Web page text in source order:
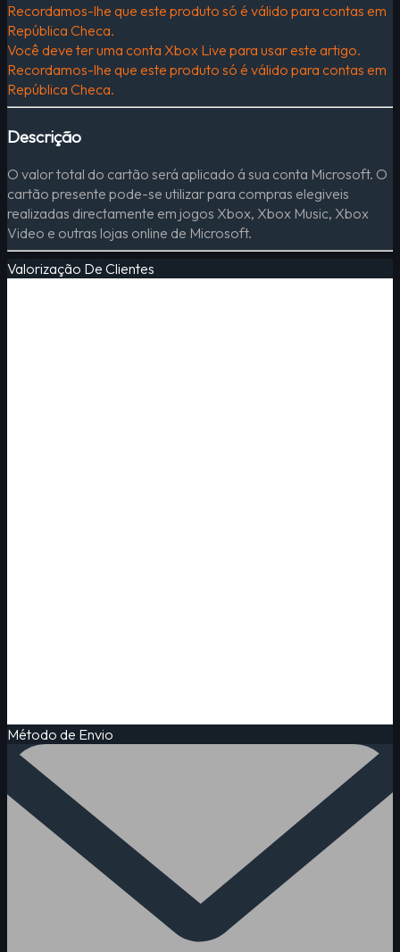
Recordamos-lhe que este produto só é válido para contas em
República Checa.
Você deve ter uma conta Xbox Live para usar este artigo.
Recordamos-lhe que este produto só é válido para contas em
República Checa.
Descrição
O valor total do cartão será aplicado á sua conta Microsoft. O
cartão presente pode-se utilizar para compras elegiveis
realizadas directamente em jogos Xbox, Xbox Music, Xbox
Video e outras lojas online de Microsoft.
Valorização De Clientes
Método de Envio